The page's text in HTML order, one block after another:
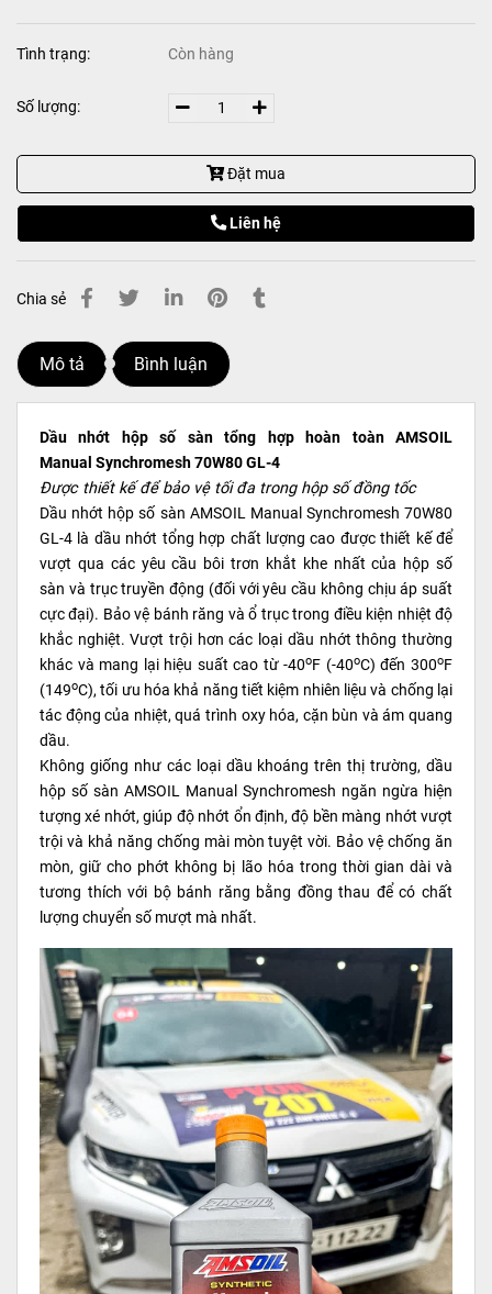
Tình trạng: Còn hàng
Số lượng:
Đặt mua
Liên hệ
Chia sẻ
Mô tả Bình luận
Dầu nhớt hộp số sàn tổng hợp hoàn toàn AMSOIL
Manual Synchromesh 70W80 GL-4
Được thiết kế để bảo vệ tối đa trong hộp số đồng tốc
Dầu nhớt hộp số sàn AMSOIL Manual Synchromesh 70W80
GL-4 là dầu nhớt tổng hợp chất lượng cao được thiết kế để
vượt qua các yêu cầu bôi trơn khắt khe nhất của hộp số
sàn và trục truyền động (đối với yêu cầu không chịu áp suất
cực đại). Bảo vệ bánh răng và ổ trục trong điều kiện nhiệt độ
khắc nghiệt. Vượt trội hơn các loại dầu nhớt thông thường
khác và mang lại hiệu suất cao từ -40oF (-40oC) đến 300oF
(149oC), tối ưu hóa khả năng tiết kiệm nhiên liệu và chống lại
tác động của nhiệt, quá trình oxy hóa, cặn bùn và ám quang
dầu.
Không giống như các loại dầu khoáng trên thị trường, dầu
hộp số sàn AMSOIL Manual Synchromesh ngăn ngừa hiện
tượng xé nhớt, giúp độ nhớt ổn định, độ bền màng nhớt vượt
trội và khả năng chống mài mòn tuyệt vời. Bảo vệ chống ăn
mòn, giữ cho phớt không bị lão hóa trong thời gian dài và
tương thích với bộ bánh răng bằng đồng thau để có chất
lượng chuyển số mượt mà nhất.